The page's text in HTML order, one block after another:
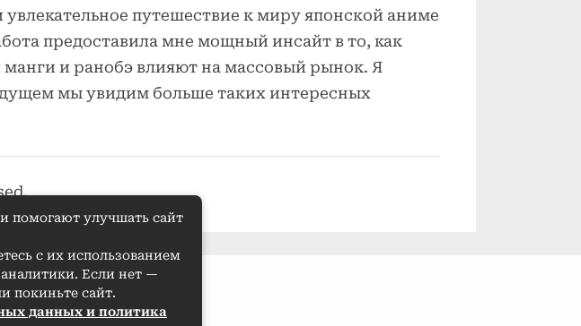
путешествие к миру японской аниме
предоставила мне мощный инсайт в то, как
и ранобэ влияют на массовый рынок. Я
мы увидим больше таких интересных
помогают улучшать сайт
с их использованием
Если нет —
покиньте сайт.
данных и политика